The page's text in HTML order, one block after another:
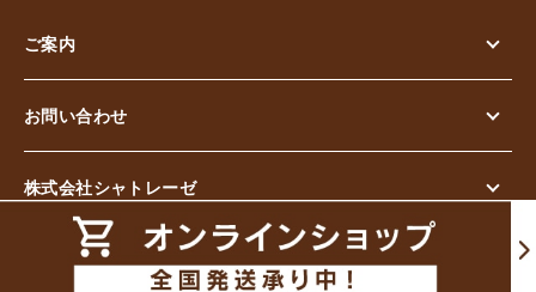
ご案内
お問い合わせ
株式会社シャトレーゼ
© Chateraise Co.,Ltd. All Rights Reserved.